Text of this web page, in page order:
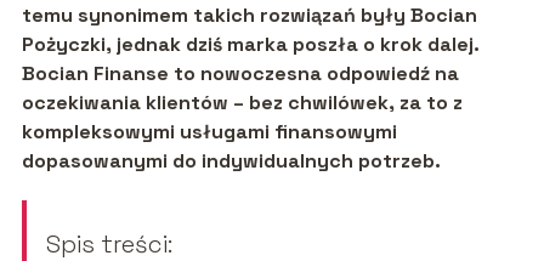
temu synonimem takich rozwiązań były Bocian
Pożyczki, jednak dziś marka poszła o krok dalej.
Bocian Finanse to nowoczesna odpowiedź na
oczekiwania klientów – bez chwilówek, za to z
kompleksowymi usługami finansowymi
dopasowanymi do indywidualnych potrzeb.
Spis treści: